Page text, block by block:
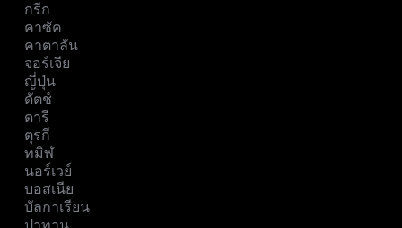
กรีก
คาซัค
คาตาลัน
จอร์เจีย
ญี่ปุ่น
ดัตช์
ดารี
ตุรกี
ทมิฬ
นอร์เวย์
บอสเนีย
บัลกาเรียน